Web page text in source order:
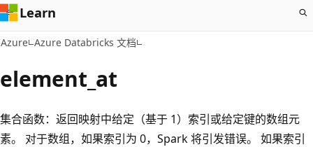
Learn
Azure Azure Databricks 文档
element_at
集合函数：返回映射中给定（基于 1）索引或给定键的数组元
素。 对于数组，如果索引为 0，Spark 将引发错误。 如果索引